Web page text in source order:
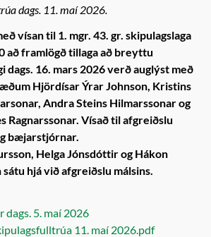
dags. 11. maí 2026.
vísan til 1. mgr. 43. gr. skipulagslaga
að framlögð tillaga að breyttu
dags. 16. mars 2026 verð auglýst með
Hjördísar Ýrar Johnson, Kristins
Andra Steins Hilmarssonar og
Ragnarssonar. Vísað til afgreiðslu
bæjarstjórnar.
Helga Jónsdóttir og Hákon
hjá við afgreiðslu málsins.
5. maí 2026
11. maí 2026.pdf